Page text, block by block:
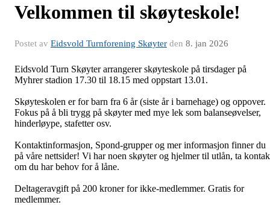
Velkommen til skøyteskole!
Postet av Eidsvold Turnforening Skøyter den 8. jan 2026
Eidsvold Turn Skøyter arrangerer skøyteskole på tirsdager på
Myhrer stadion 17.30 til 18.15 med oppstart 13.01.
Skøyteskolen er for barn fra 6 år (siste år i barnehage) og oppover.
Fokus på å bli trygg på skøyter med mye lek som balanseøvelser,
hinderløype, stafetter osv.
Kontaktinformasjon, Spond-grupper og mer informasjon finner du
på våre nettsider! Vi har noen skøyter og hjelmer til utlån, ta
om du har behov for å låne.
Deltageravgift på 200 kroner for ikke-medlemmer. Gratis for
medlemmer.